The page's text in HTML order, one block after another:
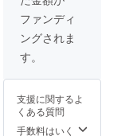
中に順
次発送
致しま
の色・
等は指
定でき
かねま
ンスリ
ウム生
産農家
る、ボ
ムにな
りま
す。 写
ファー
ム オ
リジナ
枚 グ
み 上記
のよう
に季節
設１日
貸し切
りにな
きっと
空間に
なりま
す。 ス
ファンディ
ングされま
す。
支援に関するよ
くある質問
手数料はいく